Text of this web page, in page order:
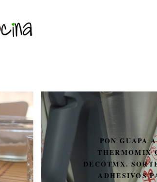
PON GUAPA A TU
THERMOMIX CON
DECOTMX. SORTEO DE 3
ADHESIVOS PARA